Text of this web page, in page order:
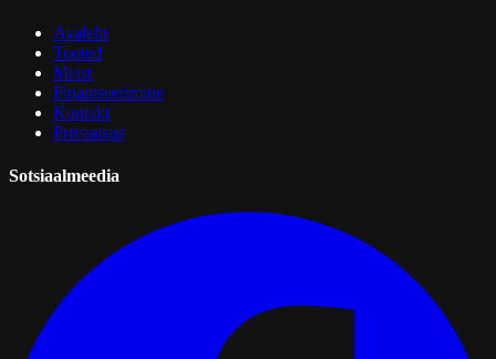
Avaleht
Tooted
Meist
Finantseerimine
Kontakt
Privaatsus
Sotsiaalmeedia